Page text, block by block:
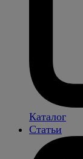
Каталог
Статьи